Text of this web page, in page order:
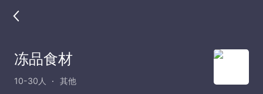
冻品食材
10-30人 其他